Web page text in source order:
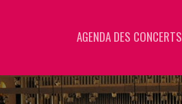
AGENDA DES CONCERTS